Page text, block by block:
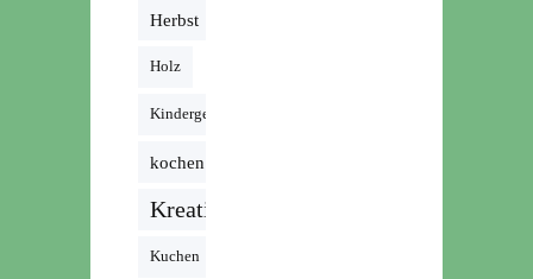
Herbst
Holz
Kindergeburtstag
kochen
Kreativ
Kuchen